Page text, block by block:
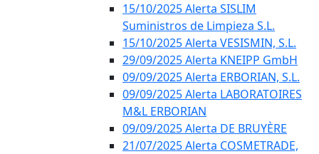
15/10/2025 Alerta SISLIM
Suministros de Limpieza S.L.
15/10/2025 Alerta VESISMIN, S.L.
29/09/2025 Alerta KNEIPP GmbH
09/09/2025 Alerta ERBORIAN, S.L.
09/09/2025 Alerta LABORATOIRES
M&L ERBORIAN
09/09/2025 Alerta DE BRUYÈRE
21/07/2025 Alerta COSMETRADE,